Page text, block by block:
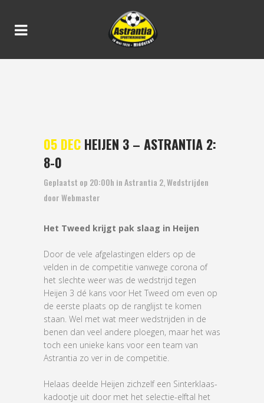
05 DEC HEIJEN 3 – ASTRANTIA 2:
8-0
Geplaatst op 20:00h inAstrantia 2 Wedstrijden
doorWebmaster
Het Tweed krijgt pak slaag in Heijen
Door de vele afgelastingen elders op de
velden in de competitie vanwege corona of
het slechte weer was de wedstrijd tegen
Heijen 3 dé kans voor Het Tweed om even op
de eerste plaats op de ranglijst te komen
staan. Wel met wat meer wedstrijden in de
benen dan veel andere ploegen, maar het was
toch een unieke kans voor een team van
Astrantia zo ver in de competitie.
Helaas deelde Heijen zichzelf een Sinterklaas-
kadootje uit door met het selectie-elftal het